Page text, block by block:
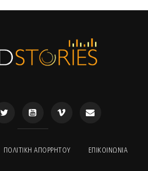
ΠΟΛΙΤΙΚΉ ΑΠΟΡΡΉΤΟΥ ΕΠΙΚΟΙΝΩΝΊΑ